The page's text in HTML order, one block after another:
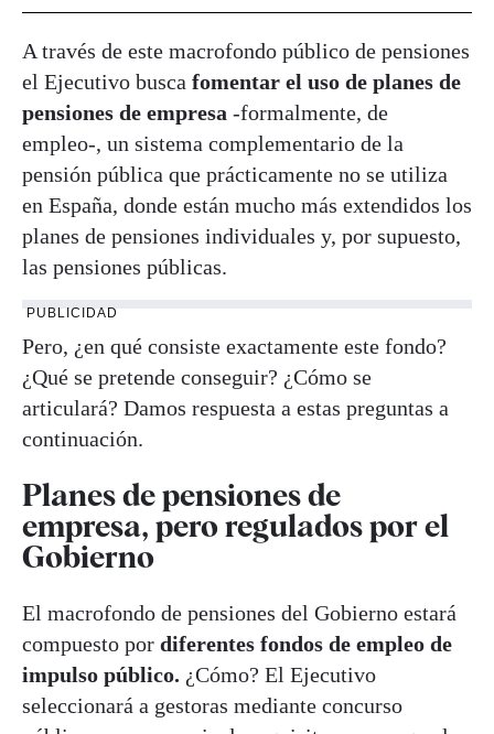
A través de este macrofondo público de pensiones
el Ejecutivo busca fomentar el uso de planes de
pensiones de empresa -formalmente, de
empleo-, un sistema complementario de la
pensión pública que prácticamente no se utiliza
en España, donde están mucho más extendidos los
planes de pensiones individuales y, por supuesto,
las pensiones públicas.
PUBLICIDAD
Pero, ¿en qué consiste exactamente este fondo?
¿Qué se pretende conseguir? ¿Cómo se
articulará? Damos respuesta a estas preguntas a
continuación.
Planes de pensiones de
empresa, pero regulados por el
Gobierno
El macrofondo de pensiones del Gobierno estará
compuesto por diferentes fondos de empleo de
impulso público. ¿Cómo? El Ejecutivo
seleccionará a gestoras mediante concurso